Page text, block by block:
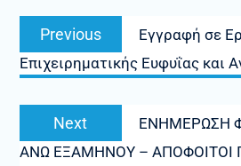
Πλοήγηση
άρθρων
Previous
post:
Εγγραφή σε
Επιχειρηματικής Ευφυΐας και
Next
post:
ENHMEΡΩΣΗ
ΑΝΩ ΕΞΑΜΗΝΟΥ – ΑΠΟΦΟΙΤΟΙ